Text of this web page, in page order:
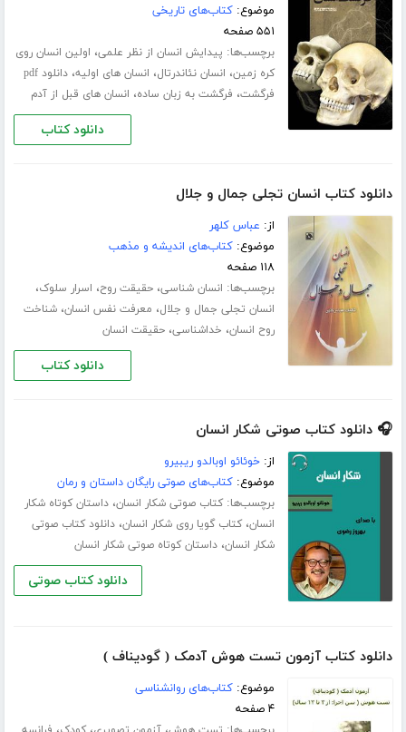
موضوع:کتاب‌های تاریخی
۵۵۱ صفحه
برچسب‌ها: پیدایش انسان از نظر علمی، اولین انسان روی
کره زمین، انسان نئاندرتال، انسان های اولیه،
دانلود pdf
فرگشت، فرگشت به زبان ساده، انسان های قبل از آدم
دانلود کتاب
دانلود کتاب انسان تجلی جمال و جلال
از: عباس کلهر
موضوع:کتاب‌های اندیشه و مذهب
۱۱۸ صفحه
برچسب‌ها: انسان شناسی،حقیقت روح، اسرار سلوک،
انسان تجلی جمال و جلال، معرفت نفس انسان،شناخت
روح انسان، خداشناسی،حقیقت انسان
دانلود کتاب
🎧 دانلود کتاب صوتی شکار انسان
از:خوئائو اوبالدو ریبیرو
موضوع:کتاب‌های صوتی رایگان داستان و رمان
برچسب‌ها:کتاب صوتی شکار انسان،داستان کوتاه شکار
انسان،کتاب گویا روی شکار انسان،دانلود کتاب صوتی
شکار انسان،داستان کوتاه صوتی شکار انسان
دانلود کتاب صوتی
دانلود کتاب آزمون تست هوش آدمک ( گودیناف )
موضوع:کتاب‌های روانشناسی
۴ صفحه